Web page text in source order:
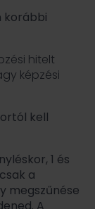
korábbi
hitelt
képzési
kell
1 és
a
megszűnése